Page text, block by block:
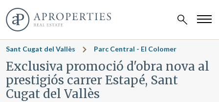
Sant Cugat del Vallès Parc Central - El Colomer
Exclusiva promoció d'obra nova al
prestigiós carrer Estapé, Sant
Cugat del Vallès